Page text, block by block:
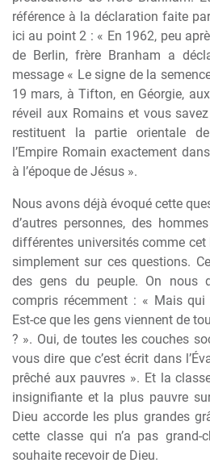
référence à la déclaration faite
ici au point 2 : « En 1962, peu
de Berlin, frère Branham a
message « Le signe de la
19 mars, à Tifton, en Géorgie,
réveil aux Romains et vous
restituent la partie orientale
l’Empire Romain exactement
à l’époque de Jésus ».
Nous avons déjà évoqué cette
d’autres personnes, des
différentes universités comme
simplement sur ces questions.
des gens du peuple. On nous
compris récemment : « Mais
Est-ce que les gens viennent de
? ». Oui, de toutes les couches
vous dire que c’est écrit dans
prêché aux pauvres ». Et la
insignifiante et la plus pauvre
Dieu accorde les plus grandes
cette classe qui n’a pas
souhaite recevoir de Dieu.